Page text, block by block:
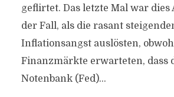
geflirtet. Das letzte Mal war dies
der Fall, als die rasant
Inflationsangst auslösten,
Finanzmärkte erwarteten, dass
Notenbank (Fed)...